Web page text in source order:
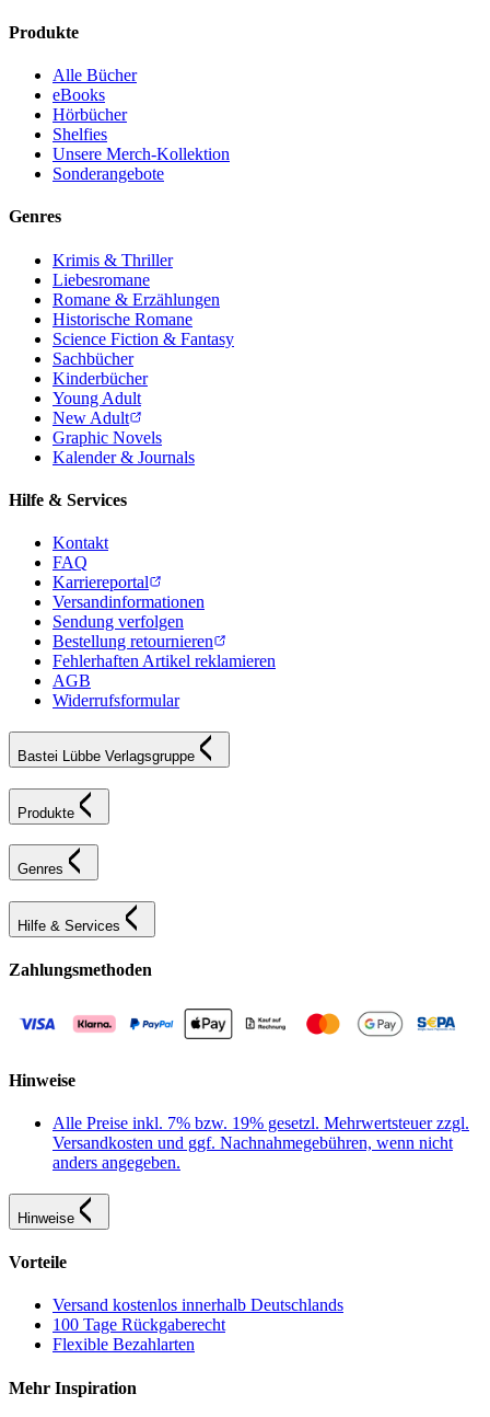
Produkte
Alle Bücher
eBooks
Hörbücher
Shelfies
Unsere Merch-Kollektion
Sonderangebote
Genres
Krimis & Thriller
Liebesromane
Romane & Erzählungen
Historische Romane
Science Fiction & Fantasy
Sachbücher
Kinderbücher
Young Adult
New Adult
Graphic Novels
Kalender & Journals
Hilfe & Services
Kontakt
FAQ
Karriereportal
Versandinformationen
Sendung verfolgen
Bestellung retournieren
Fehlerhaften Artikel reklamieren
AGB
Widerrufsformular
Bastei Lübbe Verlagsgruppe
Produkte
Genres
Hilfe & Services
Zahlungsmethoden
Hinweise
Alle Preise inkl. 7% bzw. 19% gesetzl. Mehrwertsteuer zzgl.
Versandkosten und ggf. Nachnahmegebühren, wenn nicht
anders angegeben.
Hinweise
Vorteile
Versand kostenlos innerhalb Deutschlands
100 Tage Rückgaberecht
Flexible Bezahlarten
Mehr Inspiration